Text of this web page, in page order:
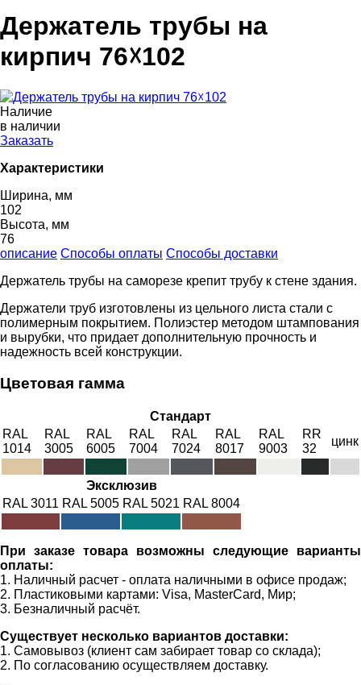
Держатель трубы на
кирпич 76☓102
Наличие
в наличии
Заказать
Характеристики
Ширина, мм
102
Высота, мм
76
описание Способы оплаты Способы доставки
Держатель трубы на саморезе крепит трубу к стене здания.
Держатели труб изготовлены из цельного листа стали с
полимерным покрытием. Полиэстер методом штампования
и вырубки, что придает дополнительную прочность и
надежность всей конструкции.
Цветовая гамма
Стандарт
RAL
1014
RAL
3005
RAL
6005
RAL
7004
RAL
7024
RAL
8017
RAL
9003
RR
32
цинк
Эксклюзив
RAL 3011 RAL 5005 RAL 5021 RAL 8004
При заказе товара возможны следующие варианты
оплаты:
1. Наличный расчет - оплата наличными в офисе продаж;
2. Пластиковыми картами: Visa, MasterCard, Мир;
3. Безналичный расчёт.
Существует несколько вариантов доставки:
1. Самовывоз (клиент сам забирает товар со склада);
2. По согласованию осуществляем доставку.